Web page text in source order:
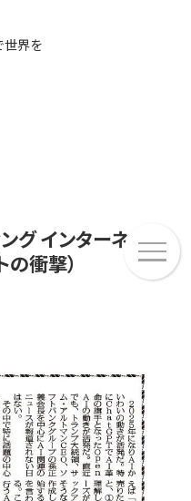
世界を
ニ
ュ
グ インターネッ
衝撃）